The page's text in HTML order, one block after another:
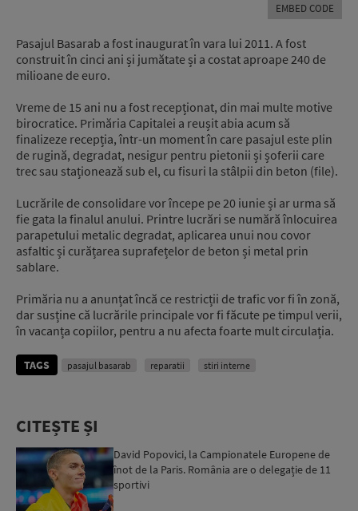
EMBED CODE
Pasajul Basarab a fost inaugurat în vara lui 2011. A fost
construit în cinci ani și jumătate și a costat aproape 240 de
milioane de euro.
Vreme de 15 ani nu a fost recepționat, din mai multe motive
birocratice. Primăria Capitalei a reușit abia acum să
finalizeze recepția, într-un moment în care pasajul este plin
de rugină, degradat, nesigur pentru pietonii și șoferii care
trec sau staționează sub el, cu fisuri la stâlpii din beton (file).
Lucrările de consolidare vor începe pe 20 iunie și ar urma să
fie gata la finalul anului. Printre lucrări se numără înlocuirea
parapetului metalic degradat, aplicarea unui nou covor
asfaltic și curățarea suprafețelor de beton și metal prin
sablare.
Primăria nu a anunțat încă ce restricții de trafic vor fi în zonă,
dar susține că lucrările principale vor fi făcute pe timpul verii,
în vacanța copiilor, pentru a nu afecta foarte mult circulația.
TAGS pasajul basarab reparatii stiri interne
CITEȘTE ȘI
David Popovici, la Campionatele Europene de
înot de la Paris. România are o delegație de 11
sportivi